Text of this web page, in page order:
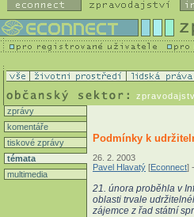
zprávy
komentáře
tiskové zprávy
témata
multimedia
Podmínky k
26. 2. 2003
Pavel Hlavatý [Econnect] -
21. února proběhla v
oblasti trvale
zájemce z řad státní